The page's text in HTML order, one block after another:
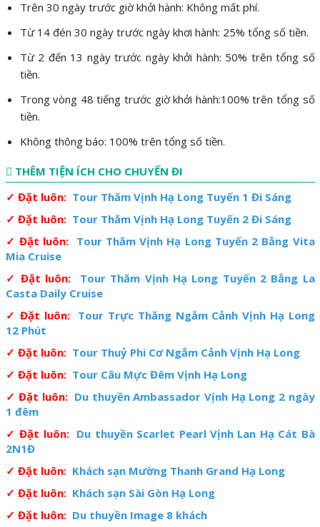
Trên 30 ngày trước giờ khởi hành: Không mất phí.
Từ 14 đén 30 ngày trước ngày khơi hành: 25% tổng số tiền.
Từ 2 đến 13 ngày trước ngày khởi hành: 50% trên tổng số
tiền.
Trong vòng 48 tiếng trước giờ khởi hành:100% trên tổng số
tiền.
Không thông báo: 100% trên tổng số tiền.
THÊM TIỆN ÍCH CHO CHUYẾN ĐI
✓ Đặt luôn:Tour Thăm Vịnh Hạ Long Tuyến 1 Đi Sáng
✓ Đặt luôn:Tour Thăm Vịnh Hạ Long Tuyến 2 Đi Sáng
✓ Đặt luôn: Tour Thăm Vịnh Hạ Long Tuyến 2 Bằng Vita
Mia Cruise
✓ Đặt luôn: Tour Thăm Vịnh Hạ Long Tuyến 2 Bằng La
Casta Daily Cruise
✓ Đặt luôn:Tour Trực Thăng Ngắm Cảnh Vịnh Hạ Long
12 Phút
✓ Đặt luôn:Tour Thuỷ Phi Cơ Ngắm Cảnh Vịnh Hạ Long
✓ Đặt luôn:Tour Câu Mực Đêm Vịnh Hạ Long
✓ Đặt luôn:Du thuyền Ambassador Vịnh Hạ Long 2 ngày
1 đêm
✓ Đặt luôn:Du thuyền Scarlet Pearl Vịnh Lan Hạ Cát Bà
2N1Đ
✓ Đặt luôn:Khách sạn Mường Thanh Grand Hạ Long
✓ Đặt luôn:Khách sạn Sài Gòn Hạ Long
✓ Đặt luôn:Du thuyền Image 8 khách